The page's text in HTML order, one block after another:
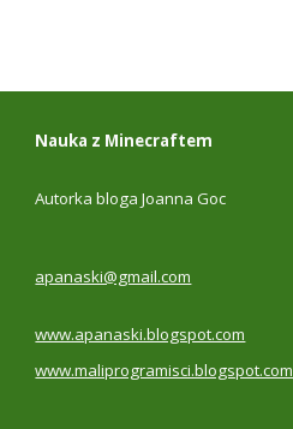
Nauka z Minecraftem
Autorka bloga Joanna Goc
apanaski@gmail.com
www.apanaski.blogspot.com
www.maliprogramisci.blogspot.com